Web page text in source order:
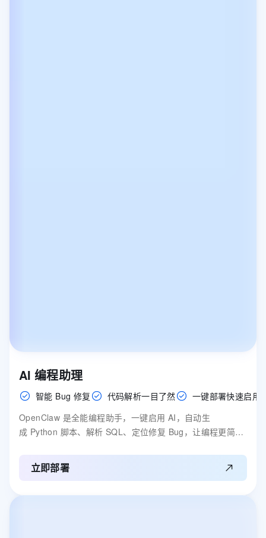
AI 编程助理
智能 Bug 修复 代码解析一目了然
一键部署快速启用
OpenClaw 是全能编程助手，一键启用 AI，自动生
成 Python 脚本、解析 SQL、定位修复 Bug，让编程更简
立即部署